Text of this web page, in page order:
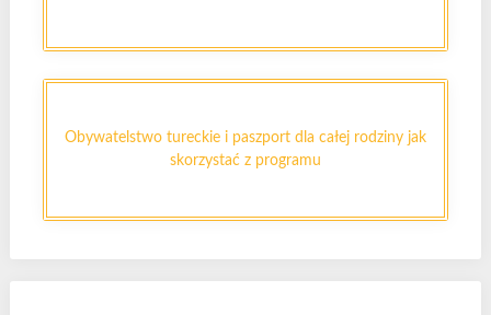
Obywatelstwo tureckie i paszport dla całej rodziny jak
skorzystać z programu